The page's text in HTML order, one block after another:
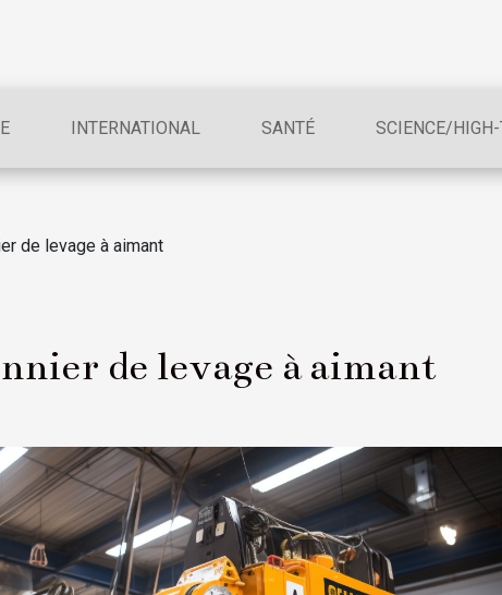
INTERNATIONAL SANTÉ SCIENCE/HIGH-
de levage à aimant
de levage à aimant